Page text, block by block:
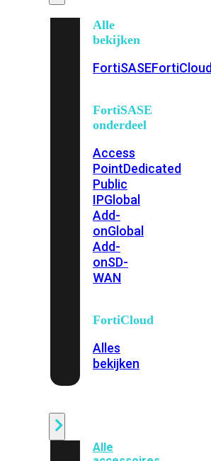
Alle
bekijken
FortiSASEFortiCloud
FortiSASE
onderdeel
Access
PointDedicated
Public
IPGlobal
Add-
onGlobal
Add-
onSD-
WAN
FortiCloud
Alles
bekijken
Alle